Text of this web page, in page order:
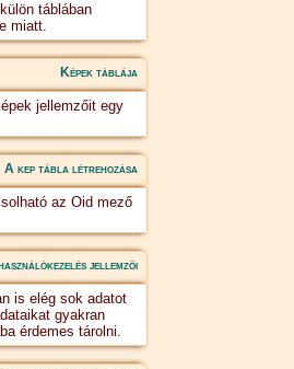
táblában
miatt.
Képek táblája
jellemzőit egy
A kep tábla létrehozása
az Oid mező
jellemzői
is elég sok adatot
gyakran
érdemes tárolni.